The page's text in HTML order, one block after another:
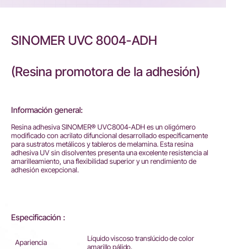
SINOMER UVC 8004-ADH
(Resina promotora de la adhesión)
Información general:
Resina adhesiva SINOMER® UVC8004-ADH es un oligómero
modificado con acrilato difuncional desarrollado específicamente
para sustratos metálicos y tableros de melamina. Esta resina
adhesiva UV sin disolventes presenta una excelente resistencia al
amarilleamiento, una flexibilidad superior y un rendimiento de
adhesión excepcional.
Especificación :
Apariencia
Líquido viscoso translúcido de color
amarillo pálido.